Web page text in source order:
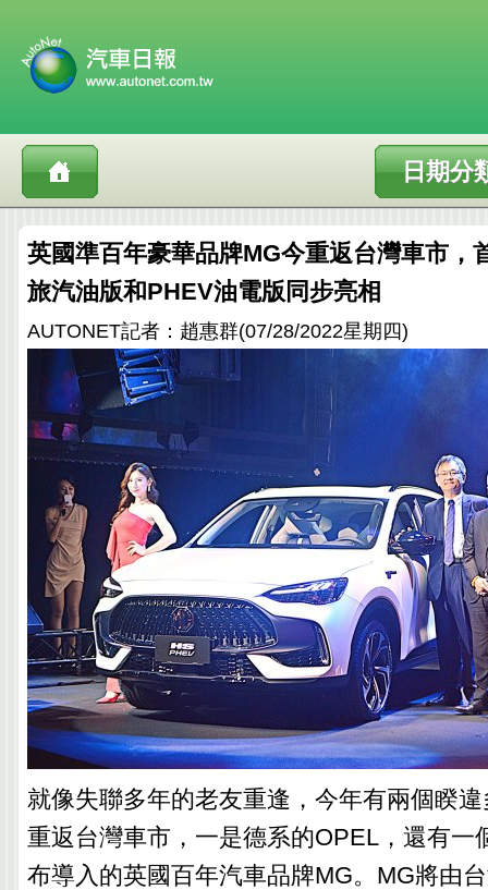
日期分
英國準百年豪華品牌MG今重返台灣車市，
旅汽油版和PHEV油電版同步亮相
AUTONET記者：趙惠群(07/28/2022星期四)
就像失聯多年的老友重逢，今年有兩個睽
重返台灣車市，一是德系的OPEL，還有一
布導入的英國百年汽車品牌MG。MG將由